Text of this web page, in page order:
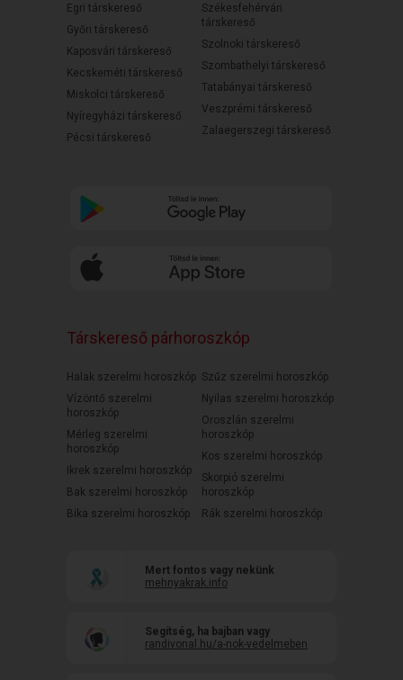
Egri társkereső
Győri társkereső
Kaposvári társkereső
Kecskeméti társkereső
Miskolci társkereső
Nyíregyházi társkereső
Pécsi társkereső
Székesfehérvári
társkereső
Szolnoki társkereső
Szombathelyi társkereső
Tatabányai társkereső
Veszprémi társkereső
Zalaegerszegi társkereső
Társkereső párhoroszkóp
Halak szerelmi horoszkóp
Vízöntő szerelmi
horoszkóp
Mérleg szerelmi
horoszkóp
Ikrek szerelmi horoszkóp
Bak szerelmi horoszkóp
Bika szerelmi horoszkóp
Szűz szerelmi horoszkóp
Nyilas szerelmi horoszkóp
Oroszlán szerelmi
horoszkóp
Kos szerelmi horoszkóp
Skorpió szerelmi
horoszkóp
Rák szerelmi horoszkóp
Mert fontos vagy nekünk
mehnyakrak.info
Segítség, ha bajban vagy
randivonal.hu/a-nok-vedelmeben